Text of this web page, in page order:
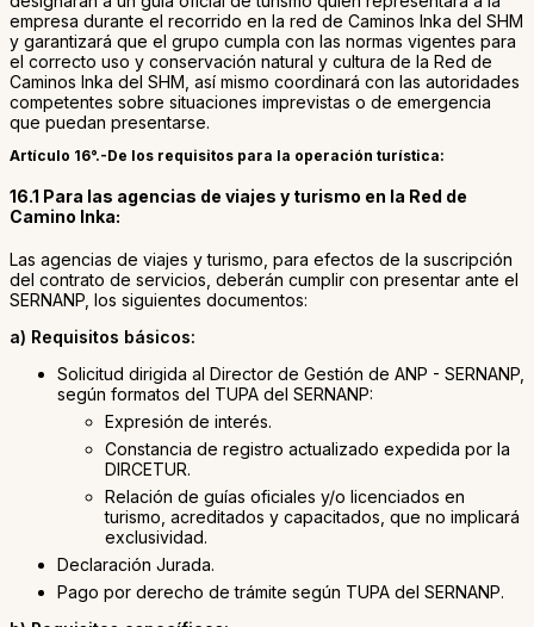
empresa durante el recorrido en la red de Caminos Inka del SHM
y garantizará que el grupo cumpla con las normas vigentes para
el correcto uso y conservación natural y cultura de la Red de
Caminos Inka del SHM, así mismo coordinará con las autoridades
competentes sobre situaciones imprevistas o de emergencia
que puedan presentarse.
Artículo 16°.-De los requisitos para la operación turística:
16.1 Para las agencias de viajes y turismo en la Red de
Camino Inka:
Las agencias de viajes y turismo, para efectos de la suscripción
del contrato de servicios, deberán cumplir con presentar ante el
SERNANP, los siguientes documentos:
a) Requisitos básicos:
Solicitud dirigida al Director de Gestión de ANP - SERNANP,
según formatos del TUPA del SERNANP:
Expresión de interés.
Constancia de registro actualizado expedida por la
DIRCETUR.
Relación de guías oficiales y/o licenciados en
turismo, acreditados y capacitados, que no implicará
exclusividad.
Declaración Jurada.
Pago por derecho de trámite según TUPA del SERNANP.